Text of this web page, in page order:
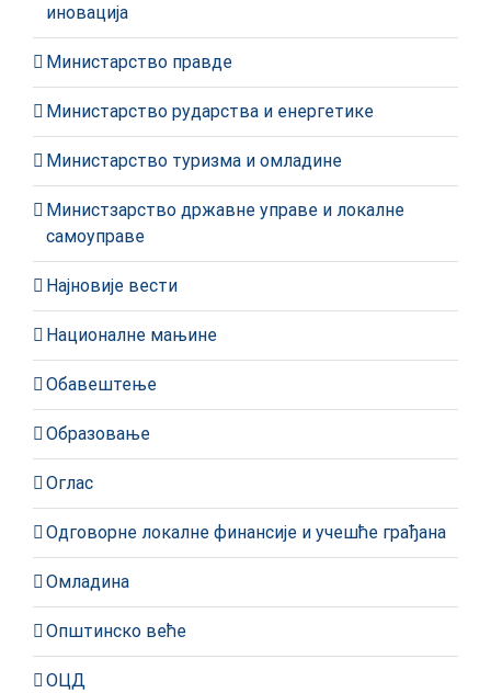
иновација
Министарство правде
Министарство рударства и енергетике
Министарство туризма и омладине
Министзарство државне управе и локалне
самоуправе
Најновије вести
Националне мањине
Обавештење
Образовање
Оглас
Одговорне локалне финансије и учешће грађана
Омладина
Општинско веће
ОЦД